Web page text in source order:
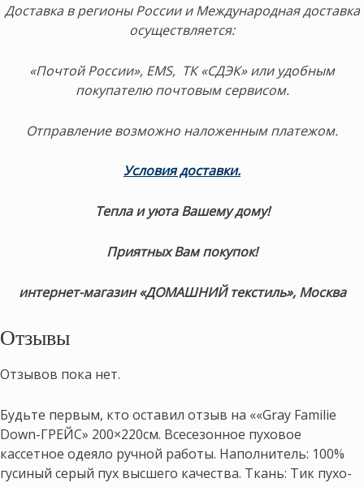
Доставка в регионы России и Международная доставка
осуществляется:
«Почтой России», EMS, ТК «СДЭК» или удобным
покупателю почтовым сервисом.
Отправление возможно наложенным платежом.
Условия доставки.
Тепла и уюта Вашему дому!
Приятных Вам покупок!
интернет-магазин «ДОМАШНИЙ текстиль», Москва
Отзывы
Отзывов пока нет.
Будьте первым, кто оставил отзыв на ««Gray Familie
Down-ГРЕЙС» 200×220см. Всесезонное пуховое
кассетное одеяло ручной работы. Наполнитель: 100%
гусиный серый пух высшего качества. Ткань: Тик пухо-